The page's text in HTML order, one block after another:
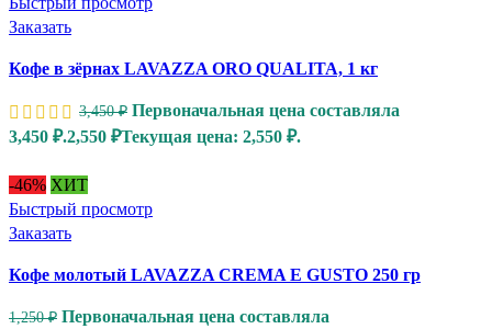
Заказать
Кофе в зёрнах LAVAZZA ORO QUALITA, 1 кг
3,450₽ Первоначальная цена составляла
3,450 ₽.2,550 ₽Текущая цена: 2,550 ₽.
-46% ХИТ
Быстрый просмотр
Заказать
Кофе молотый LAVAZZA CREMA E GUSTO 250 гр
1,250₽ Первоначальная цена составляла